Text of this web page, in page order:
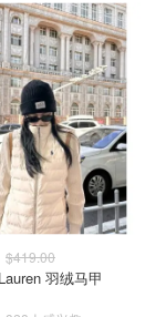
$419.00
羽绒马甲